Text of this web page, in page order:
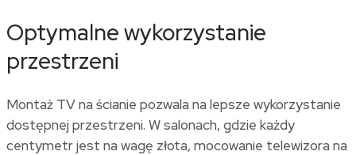
Optymalne wykorzystanie
przestrzeni
Montaż TV na ścianie pozwala na lepsze wykorzystanie
dostępnej przestrzeni. W salonach, gdzie każdy
centymetr jest na wagę złota, mocowanie telewizora na